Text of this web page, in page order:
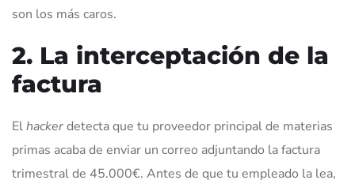
son los más caros.
2. La interceptación de la
factura
Elhackerdetecta que tu proveedor principal de materias
primas acaba de enviar un correo adjuntando la factura
trimestral de 45.000€. Antes de que tu empleado la lea,